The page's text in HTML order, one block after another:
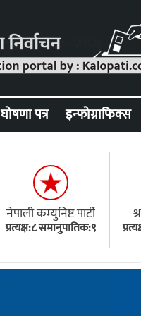
घोषणा पत्र इन्फोग्राफिक्स
नेपाली कम्युनिष्ट पार्टी
प्रत्यक्ष:८ समानुपातिक:९